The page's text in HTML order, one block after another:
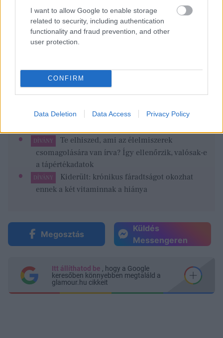
I want to allow Google to enable storage
related to security, including authentication
functionality and fraud prevention, and other
user protection.
CONFIRM
Data Deletion Data Access Privacy Policy
Sorsfordító hónap
lesz az augusztus, végre elengedheted, ami nem
szolgál - GLAMOUR
Ő itt Polgár Judit ritkán látott férje, 26 éve vannak
FEMINA
Személyiségteszt: most kiderül, mit
gondol rólad a környezeted
ahol a legtöbb 100 millió forint feletti házat
DÍVÁNY
Te elhiszed, ami az élelmiszerek
csomagolására van írva? Így ellenőrzik, valósak-e
a tápértékadatok
DÍVÁNY
Kiderült: krónikus fáradtságot okozhat
ennek a két vitaminnak a hiánya
Megosztás
Küldés
Messengeren
Itt állíthatod be , hogy a Google
keresőben könnyebben megtaláld a
glamour.hu cikkeit